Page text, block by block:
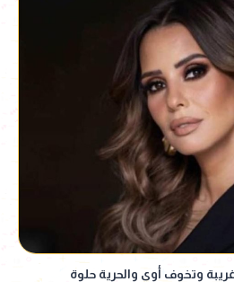
وتخوف أوي والحرية حلوة